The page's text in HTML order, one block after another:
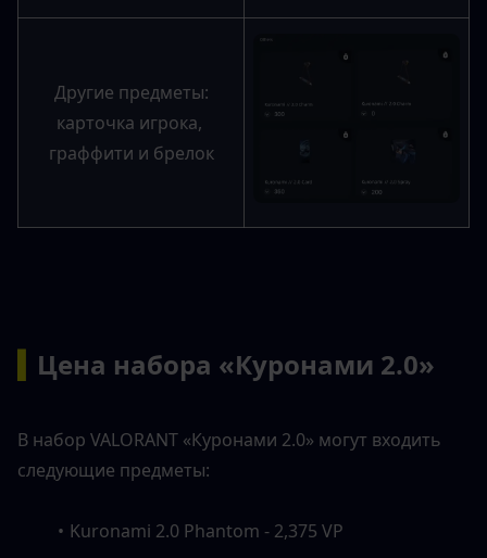
Другие предметы:
карточка игрока,
граффити и брелок
Цена набора «Куронами 2.0»
В набор VALORANT «Куронами 2.0» могут входить
следующие предметы:
Kuronami 2.0 Phantom - 2,375 VP